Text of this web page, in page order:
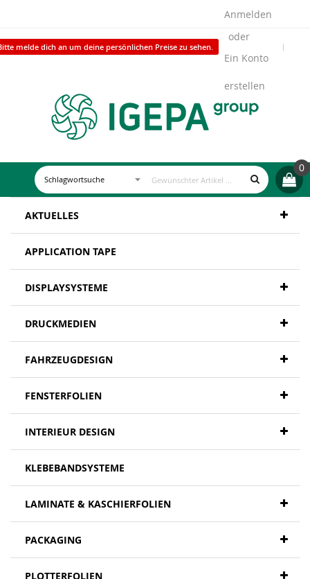
melde dich an um deine persönlichen Preise zu sehen.
Anmelden
Ein Konto
erstellen
0
AKTUELLES
APPLICATION TAPE
DISPLAYSYSTEME
DRUCKMEDIEN
FAHRZEUGDESIGN
FENSTERFOLIEN
INTERIEUR DESIGN
KLEBEBANDSYSTEME
LAMINATE & KASCHIERFOLIEN
PACKAGING
PLOTTERFOLIEN